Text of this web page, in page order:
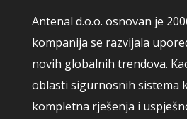
Antenal d.o.o. osnovan je
kompanija se razvijala
novih globalnih trendova.
oblasti sigurnosnih sistema
kompletna rješenja i